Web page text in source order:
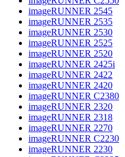
imageRUNNER 2545
imageRUNNER 2535
imageRUNNER 2530
imageRUNNER 2525
imageRUNNER 2520
imageRUNNER 2425i
imageRUNNER 2422
imageRUNNER 2420
imageRUNNER C2380
imageRUNNER 2320
imageRUNNER 2318
imageRUNNER 2270
imageRUNNER C2230
imageRUNNER 2230